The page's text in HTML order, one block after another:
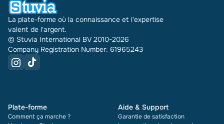
vendu.
La plate-forme où la connaissance et l'expertise
valent de l'argent.
© Stuvia International BV 2010-2026
Company Registration Number: 61965243
Plate-forme
Comment ça marche ?
Aide & Support
Garantie de satisfaction